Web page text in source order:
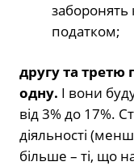
заборонять
податком;
другу та третю
одну. І вони
від 3% до 17%.
діяльності
більше – ті, що